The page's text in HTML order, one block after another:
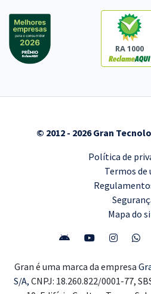
RA 1000
© 2012 - 2026 Gran
Política de
Termos de
Mapa do
Gran é uma marca da empresa
S/A, CNPJ: 18.260.822/0001-77,